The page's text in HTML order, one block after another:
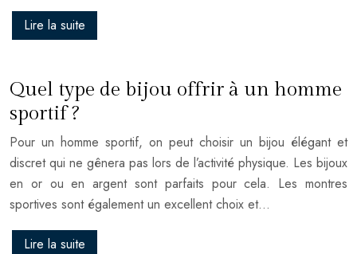
Lire la suite
Quel type de bijou offrir à un homme
sportif ?
Pour un homme sportif, on peut choisir un bijou élégant et
discret qui ne gênera pas lors de l’activité physique. Les bijoux
en or ou en argent sont parfaits pour cela. Les montres
sportives sont également un excellent choix et…
Lire la suite